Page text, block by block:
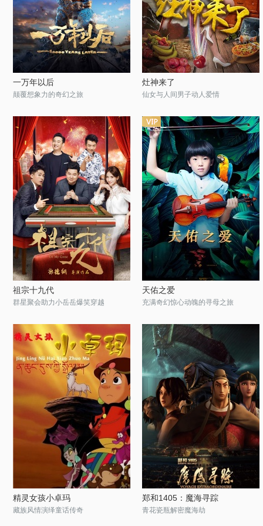
一万年以后
颠覆想象力的奇幻之旅
灶神来了
仙女与人间男子动人爱情
祖宗十九代
群星聚会助力小岳岳爆笑穿越
天佑之爱
充满奇幻惊心动魄的寻母之旅
精灵女孩小卓玛
藏族风情演绎童话传奇
郑和1405：魔海寻踪
青花瓷瓶解密魔海劫